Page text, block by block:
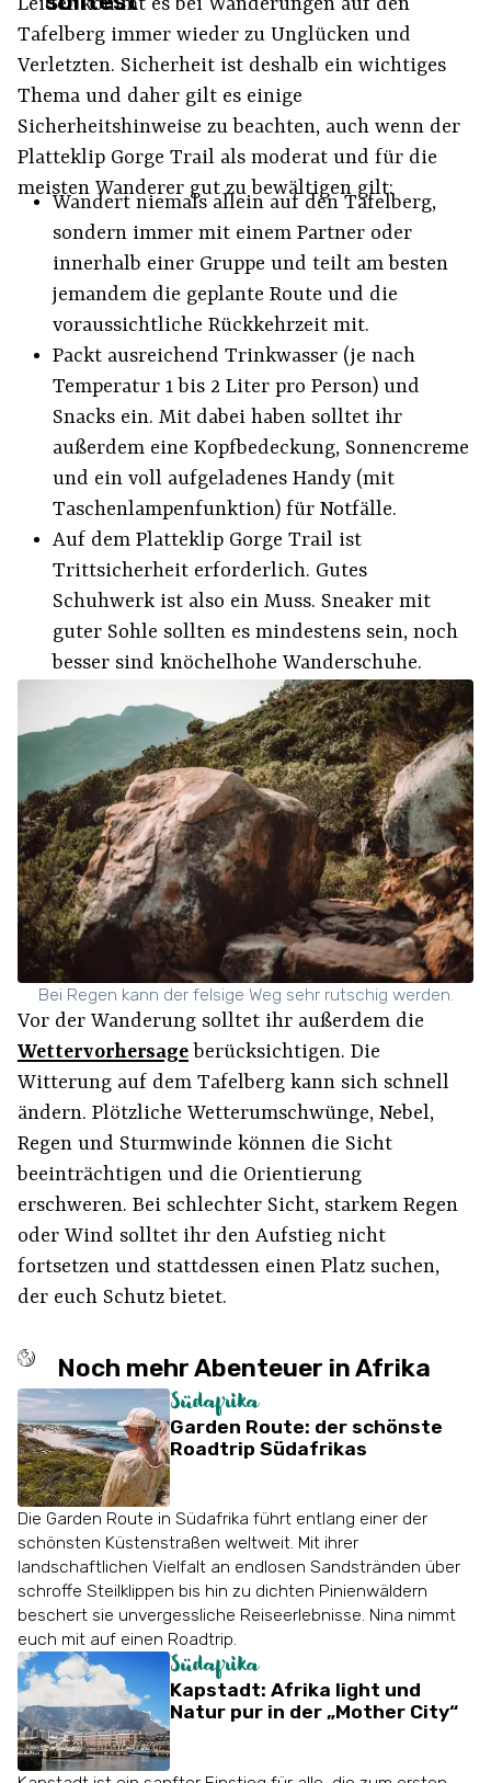
Leider kommt es bei Wanderungen auf den
Tafelberg immer wieder zu Unglücken und
Verletzten. Sicherheit ist deshalb ein wichtiges
Thema und daher gilt es einige
Sicherheitshinweise zu beachten, auch wenn der
Platteklip Gorge Trail als moderat und für die
meisten Wanderer gut zu bewältigen gilt:
Wandert niemals allein auf den Tafelberg,
sondern immer mit einem Partner oder
innerhalb einer Gruppe und teilt am besten
jemandem die geplante Route und die
voraussichtliche Rückkehrzeit mit.
Packt ausreichend Trinkwasser (je nach
Temperatur 1 bis 2 Liter pro Person) und
Snacks ein. Mit dabei haben solltet ihr
außerdem eine Kopfbedeckung, Sonnencreme
und ein voll aufgeladenes Handy (mit
Taschenlampenfunktion) für Notfälle.
Auf dem Platteklip Gorge Trail ist
Trittsicherheit erforderlich. Gutes
Schuhwerk ist also ein Muss. Sneaker mit
guter Sohle sollten es mindestens sein, noch
besser sind knöchelhohe Wanderschuhe.
Bei Regen kann der felsige Weg sehr rutschig werden.
Vor der Wanderung solltet ihr außerdem die
Wettervorhersageberücksichtigen. Die
Witterung auf dem Tafelberg kann sich schnell
ändern. Plötzliche Wetterumschwünge, Nebel,
Regen und Sturmwinde können die Sicht
beeinträchtigen und die Orientierung
erschweren. Bei schlechter Sicht, starkem Regen
oder Wind solltet ihr den Aufstieg nicht
fortsetzen und stattdessen einen Platz suchen,
der euch Schutz bietet.
Noch mehr Abenteuer in Afrika
Südafrika
Garden Route: der schönste
Roadtrip Südafrikas
Die Garden Route in Südafrika führt entlang einer der
schönsten Küstenstraßen weltweit. Mit ihrer
landschaftlichen Vielfalt an endlosen Sandstränden über
schroffe Steilklippen bis hin zu dichten Pinienwäldern
beschert sie unvergessliche Reiseerlebnisse. Nina nimmt
euch mit auf einen Roadtrip.
Südafrika
Kapstadt: Afrika light und
Natur pur in der „Mother City“